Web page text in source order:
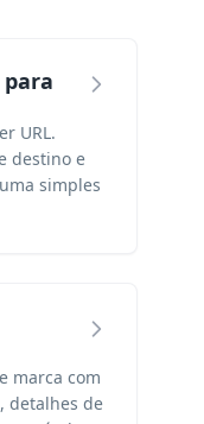
para
URL.
destino e
simples
marca com
detalhes de